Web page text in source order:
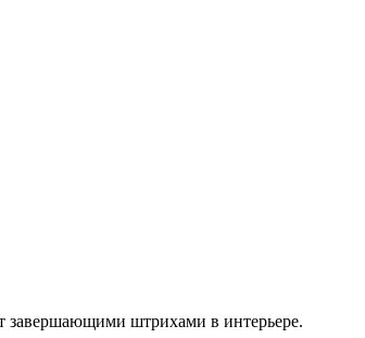
завершающими штрихами в интерьере.